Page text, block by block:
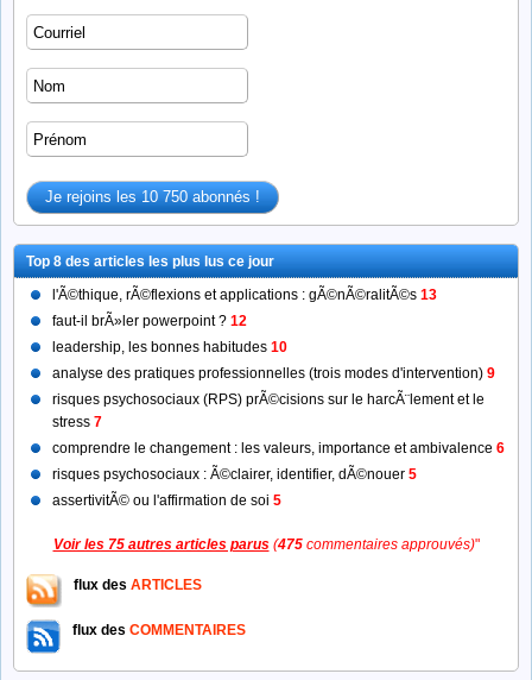
Top 8 des articles les plus lus ce jour
l'Ã©thique, rÃ©flexions et applications : gÃ©nÃ©ralitÃ©s 13
faut-il brÃ»ler powerpoint ? 12
leadership, les bonnes habitudes 10
analyse des pratiques professionnelles (trois modes d'intervention) 9
risques psychosociaux (RPS) prÃ©cisions sur le harcÃ¨lement et le
stress 7
comprendre le changement : les valeurs, importance et ambivalence 6
risques psychosociaux : Ã©clairer, identifier, dÃ©nouer 5
assertivitÃ© ou l'affirmation de soi 5
Voir les 75 autres articles parus (475commentaires approuvés)"
flux des ARTICLES
flux des COMMENTAIRES